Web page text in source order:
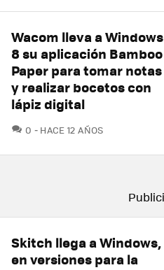
Wacom lleva a Windows
8 su aplicación Bamboo
Paper para tomar notas
y realizar bocetos con
lápiz digital
0 COMENTARIOS
HACE 12 AÑOS
Skitch llega a Windows,
en versiones para la